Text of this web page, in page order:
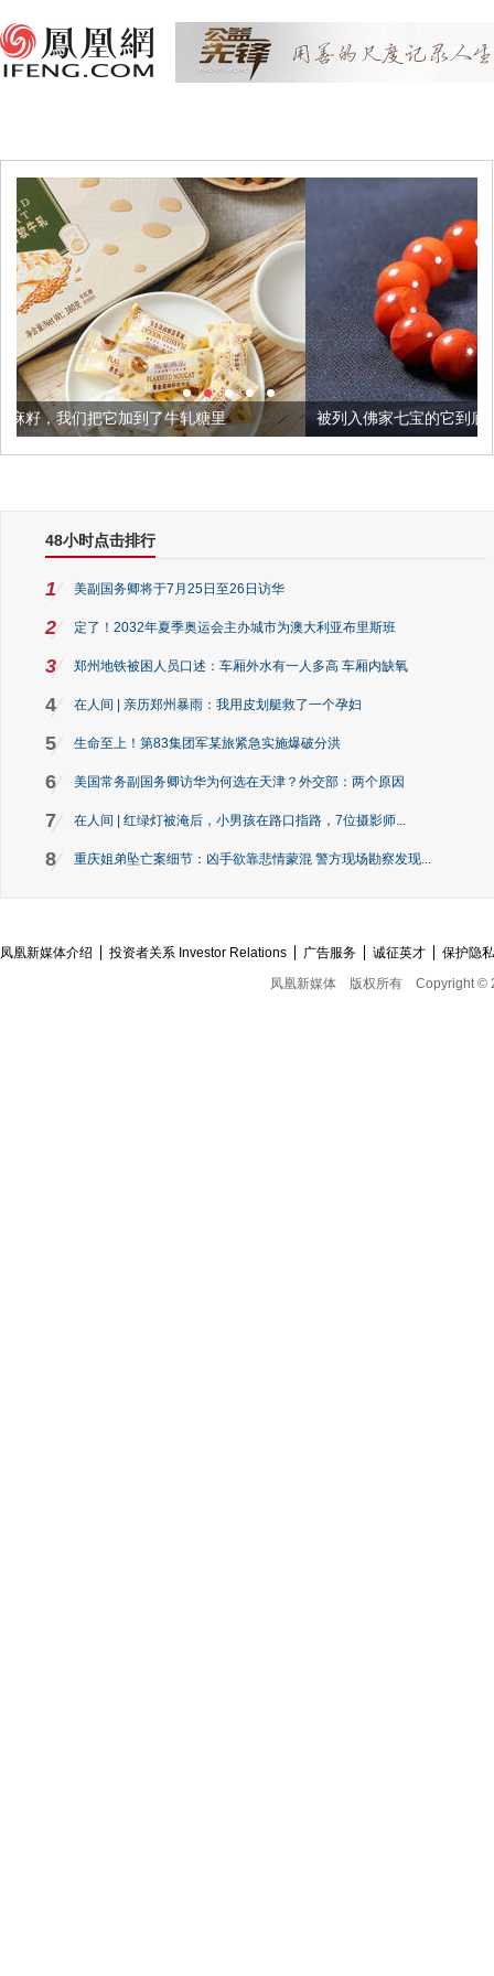
牛轧糖里 被列入佛家七宝的它到底有多美？
48小时点击排行
1 美副国务卿将于7月25日至26日访华
2 定了！2032年夏季奥运会主办城市为澳大利亚布里斯班
3 郑州地铁被困人员口述：车厢外水有一人多高 车厢内缺氧
4 在人间 | 亲历郑州暴雨：我用皮划艇救了一个孕妇
5 生命至上！第83集团军某旅紧急实施爆破分洪
6 美国常务副国务卿访华为何选在天津？外交部：两个原因
7 在人间 | 红绿灯被淹后，小男孩在路口指路，7位摄影师...
8 重庆姐弟坠亡案细节：凶手欲靠悲情蒙混 警方现场勘察发现...
凤凰新媒体介绍 投资者关系 Investor Relations 广告服务 诚征英才
保护隐
凤凰新媒体
版权所有 Copyright ©